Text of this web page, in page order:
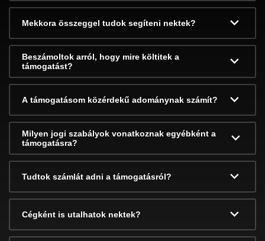
Mekkora összeggel tudok segíteni nektek?
Beszámoltok arról, hogy mire költitek a
támogatást?
A támogatásom közérdekű adománynak számít?
Milyen jogi szabályok vonatkoznak egyébként a
támogatásra?
Tudtok számlát adni a támogatásról?
Cégként is utalhatok nektek?